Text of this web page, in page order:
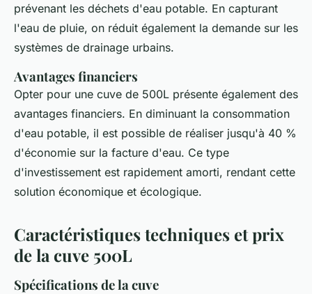
prévenant les déchets d'eau potable. En capturant
l'eau de pluie, on réduit également la demande sur les
systèmes de drainage urbains.
Avantages financiers
Opter pour une cuve de 500L présente également des
avantages financiers. En diminuant la consommation
d'eau potable, il est possible de réaliser jusqu'à 40 %
d'économie sur la facture d'eau. Ce type
d'investissement est rapidement amorti, rendant cette
solution économique et écologique.
Caractéristiques techniques et prix
de la cuve 500L
Spécifications de la cuve